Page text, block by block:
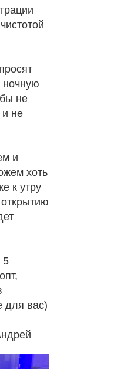
ночную
не
и не
и
хоть
к утру
5
для вас)